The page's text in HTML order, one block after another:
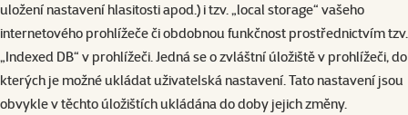
uložení nastavení hlasitosti apod.) i tzv. „local storage“ vašeho
internetového prohlížeče či obdobnou funkčnost prostřednictvím tzv.
„Indexed DB“ v prohlížeči. Jedná se o zvláštní úložiště v prohlížeči, do
kterých je možné ukládat uživatelská nastavení. Tato nastavení jsou
obvykle v těchto úložištích ukládána do doby jejich změny.